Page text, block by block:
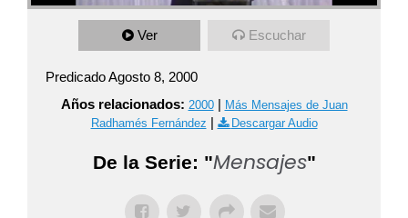
Ver Escuchar
Predicado Agosto 8, 2000
Años relacionados: 2000| Más Mensajes de Juan
Radhamés Fernández | Descargar Audio
De la Serie: "Mensajes"